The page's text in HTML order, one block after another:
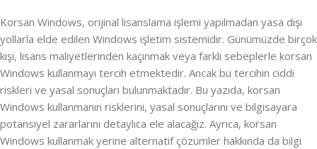
Korsan Windows, orijinal lisanslama işlemi yapılmadan yasa dışı
yollarla elde edilen Windows işletim sistemidir. Günümüzde birçok
kişi, lisans maliyetlerinden kaçınmak veya farklı sebeplerle korsan
Windows kullanmayı tercih etmektedir. Ancak bu tercihin ciddi
riskleri ve yasal sonuçları bulunmaktadır. Bu yazıda, korsan
Windows kullanmanın risklerini, yasal sonuçlarını ve bilgisayara
potansiyel zararlarını detaylıca ele alacağız. Ayrıca, korsan
Windows kullanmak yerine alternatif çözümler hakkında da bilgi